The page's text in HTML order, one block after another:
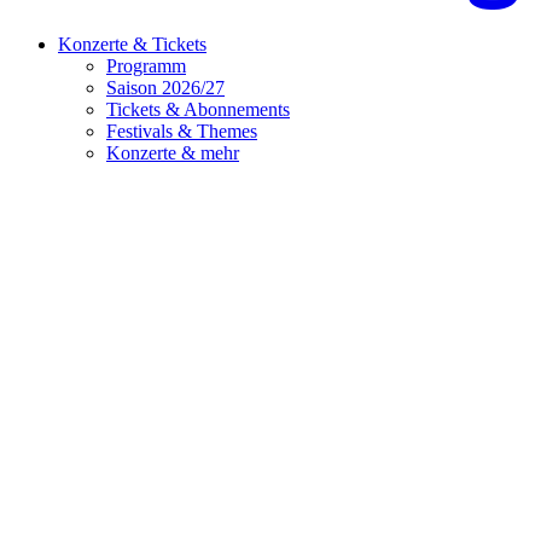
Konzerte & Tickets
Programm
Saison 2026/27
Tickets & Abonnements
Festivals & Themes
Konzerte & mehr